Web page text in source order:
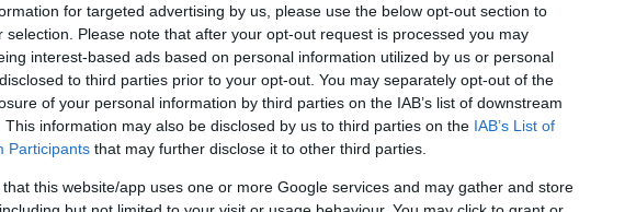
for targeted advertising by us, please use the below opt-out section to
selection. Please note that after your opt-out request is processed you may
interest-based ads based on personal information utilized by us or personal
to third parties prior to your opt-out. You may separately opt-out of the
of your personal information by third parties on the IAB’s list of downstream
This information may also be disclosed by us to third parties on the IAB’s List of
Participants that may further disclose it to other third parties.
that this website/app uses one or more Google services and may gather and store
Bachelor in Paradise sta tornando! Al posto
su ABC lunedì 16 agosto, con una
Spade, Tituss Burgess, Lance Bass e Lil
di cerimonie».